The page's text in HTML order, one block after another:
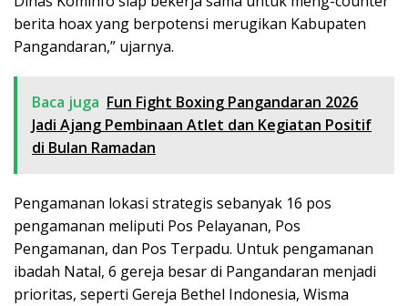
berita hoax yang berpotensi merugikan Kabupaten
Pangandaran,” ujarnya.
Baca juga Fun Fight Boxing Pangandaran 2026
Jadi Ajang Pembinaan Atlet dan Kegiatan Positif
di Bulan Ramadan
Pengamanan lokasi strategis sebanyak 16 pos
pengamanan meliputi Pos Pelayanan, Pos
Pengamanan, dan Pos Terpadu. Untuk pengamanan
ibadah Natal, 6 gereja besar di Pangandaran menjadi
prioritas, seperti Gereja Bethel Indonesia, Wisma